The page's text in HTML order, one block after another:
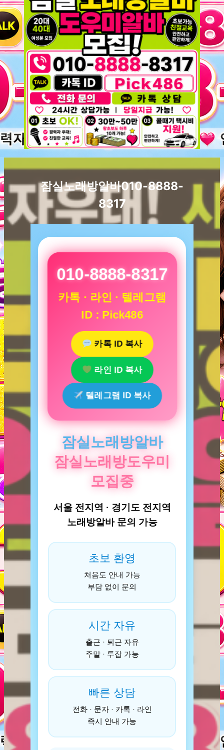
잠실노래방알바010-8888-
8317
010-8888-8317
카톡 · 라인 · 텔레그램
ID : Pick486
카톡 ID 복사
라인 ID 복사
텔레그램 ID 복사
잠실노래방알바
잠실노래방도우미
모집중
서울 전지역 · 경기도 전지역
노래방알바 문의 가능
초보 환영
처음도 안내 가능
부담 없이 문의
시간 자유
출근 · 퇴근 자유
주말 · 투잡 가능
빠른 상담
전화 · 문자 · 카톡 · 라인
즉시 안내 가능